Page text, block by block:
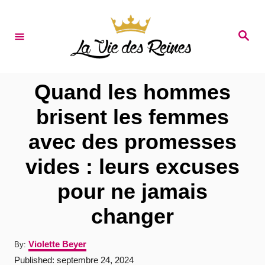
S
Quand les hommes
brisent les femmes
avec des promesses
vides : leurs excuses
pour ne jamais
changer
By: A
u
Violette Beyer
P
Published: septembre 24, 2024